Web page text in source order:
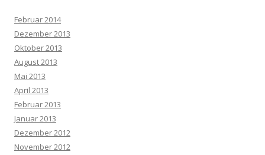
Februar 2014
Dezember 2013
Oktober 2013
August 2013
Mai 2013
April 2013
Februar 2013
Januar 2013
Dezember 2012
November 2012